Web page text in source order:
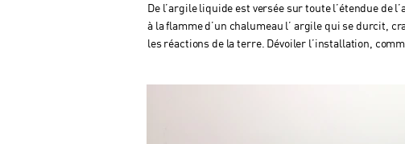
De l’argile liquide est versée sur toute l’étendue de
à la flamme d’un chalumeau l’ argile qui se durcit,
les réactions de la terre. Dévoiler l’installation,